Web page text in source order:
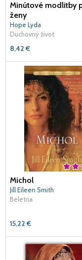
Minútové modlitby
ženy
Hope Lyda
Duchovný život
8,42 €
Michol
Jill Eileen Smith
Beletria
15,22 €